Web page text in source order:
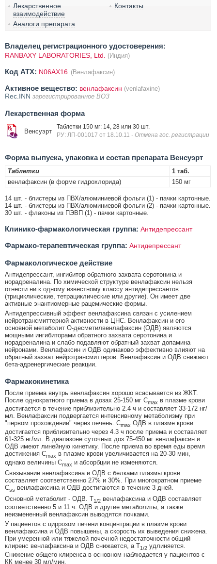
Лекарственное
взаимодействие
Контакты
Аналоги препарата
Владелец регистрационного удостоверения:
RANBAXY LABORATORIES, Ltd. (Индия)
Код ATX: N06AX16 (Венлафаксин)
Активное вещество: венлафаксин (venlafaxine)
Rec.INN зарегистрированное ВОЗ
Лекарственная форма
Венсуэрт
Таблетки 150 мг: 14, 28 или 30 шт.
РУ: ЛП-001017 от 18.10.11 - Отмена гос. регистрации
Форма выпуска, упаковка и состав препарата Венсуэрт
Таблетки
1 таб.
венлафаксин (в форме гидрохлорида)
150 мг
14 шт. - блистеры из ПВХ/алюминиевой фольги (1) - пачки картонные.
14 шт. - блистеры из ПВХ/алюминиевой фольги (2) - пачки картонные.
30 шт. - флаконы из ПЭВП (1) - пачки картонные.
Клинико-фармакологическая группа: Антидепрессант
Фармако-терапевтическая группа: Антидепрессант
Фармакологическое действие
Антидепрессант, ингибитор обратного захвата серотонина и
норадреналина. По химической структуре венлафаксин нельзя
отнести ни к одному известному классу антидепрессантов
(трициклические, тетрациклические или другие). Он имеет две
активные энантиомерные рацемические формы.
Антидепрессивный эффект венлафаксина связан с усилением
нейротрансмиттерной активности в ЦНС. Венлафаксин и его
основной метаболит O-десметилвенлафаксин (ОДВ) являются
мощными ингибиторами обратного захвата серотонина и
норадреналина и слабо подавляют обратный захват допамина
нейронами. Венлафаксин и ОДВ одинаково эффективно влияют на
обратный захват нейротрансмиттеров. Венлафаксин и ОДВ снижают
бета-адренергические реакции.
Фармакокинетика
После приема внутрь венлафаксин хорошо всасывается из ЖКТ.
После однократного приема в дозах 25-150 мг Cmax в плазме крови
достигается в течение приблизительно 2.4 ч и составляет 33-172 нг/
мл. Венлафаксин подвергается интенсивному метаболизму при
"первом прохождении" через печень. Cmax ОДВ в плазме крови
достигается приблизительно через 4.3 ч после приема и составляет
61-325 нг/мл. В диапазоне суточных доз 75-450 мг венлафаксин и
ОДВ имеют линейную кинетику. После приема во время еды время
достижения Cmax в плазме крови увеличивается на 20-30 мин,
однако величины Cmax и абсорбции не изменяются.
Связывание венлафаксина и ОДВ с белками плазмы крови
составляет соответственно 27% и 30%. При многократном приеме
Css венлафаксина и ОДВ достигаются в течение 3 дней.
Основной метаболит - ОДВ. T1/2 венлафаксина и ОДВ составляет
соответственно 5 и 11 ч. ОДВ и другие метаболиты, а также
неизмененный венлафаксин выводятся почками.
У пациентов с циррозом печени концентрации в плазме крови
венлафаксина и ОДВ повышены, а скорость их выведения снижена.
При умеренной или тяжелой почечной недостаточности общий
клиренс венлафаксина и ОДВ снижается, а T1/2 удлиняется.
Снижение общего клиренса в основном наблюдается у пациентов с
КК менее 30 мл/мин.